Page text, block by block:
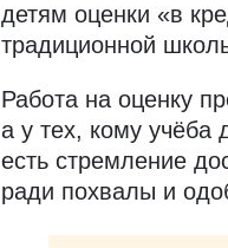
детям оценки «в
традиционной
Работа на оценку
а у тех, кому учёба
есть стремление
ради похвалы и